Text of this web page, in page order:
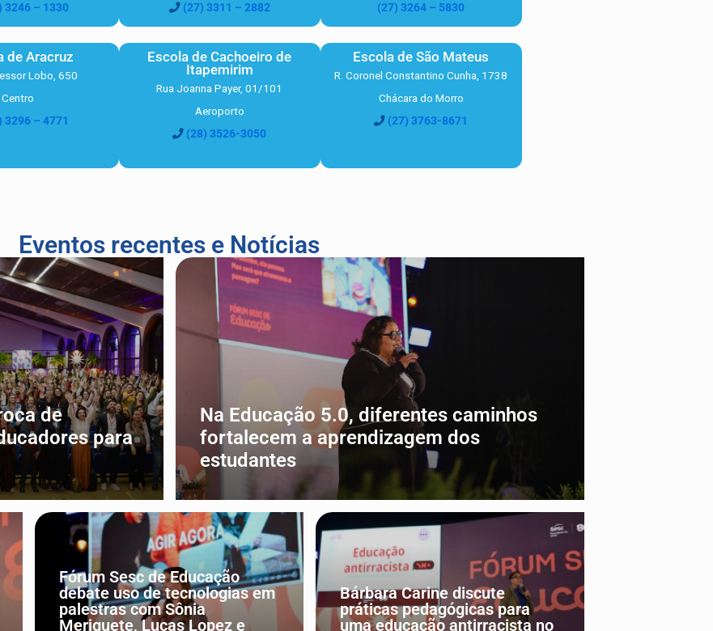
3246 – 1330
(27) 3311 – 2882
(27) 3264 – 5830
de Aracruz
Lobo, 650
Centro
3296 – 4771
Escola de Cachoeiro de
Itapemirim
Rua Joanna Payer, 01/101
Aeroporto
(28) 3526-3050
Escola de São Mateus
R. Coronel Constantino Cunha, 1738
Chácara do Morro
(27) 3763-8671
Eventos recentes e Notícias
de
para
Na Educação 5.0, diferentes caminhos
fortalecem a aprendizagem dos
estudantes
EDUCAÇÃO
Fórum Sesc de Educação
debate uso de tecnologias em
palestras com Sônia
Meriguete, Lucas Lopez e
EDUCAÇÃO
Bárbara Carine discute
práticas pedagógicas para
uma educação antirracista no